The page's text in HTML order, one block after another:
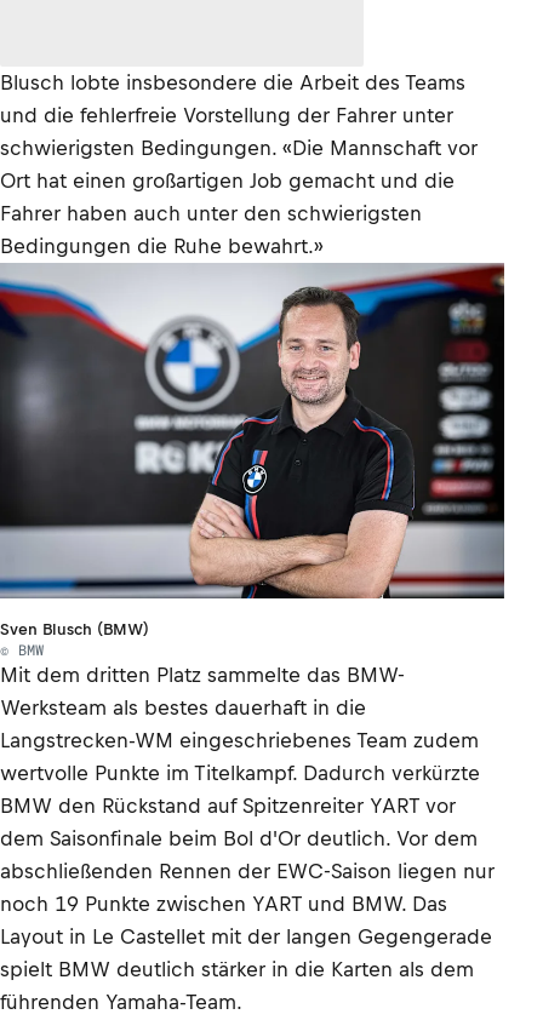
Blusch lobte insbesondere die Arbeit des Teams
und die fehlerfreie Vorstellung der Fahrer unter
schwierigsten Bedingungen. «Die Mannschaft vor
Ort hat einen großartigen Job gemacht und die
Fahrer haben auch unter den schwierigsten
Bedingungen die Ruhe bewahrt.»
Sven Blusch (BMW)
© BMW
Mit dem dritten Platz sammelte das BMW-
Werksteam als bestes dauerhaft in die
Langstrecken-WM eingeschriebenes Team zudem
wertvolle Punkte im Titelkampf. Dadurch verkürzte
BMW den Rückstand auf Spitzenreiter YART vor
dem Saisonfinale beim Bol d'Or deutlich. Vor dem
abschließenden Rennen der EWC-Saison liegen nur
noch 19 Punkte zwischen YART und BMW. Das
Layout in Le Castellet mit der langen Gegengerade
spielt BMW deutlich stärker in die Karten als dem
führenden Yamaha-Team.